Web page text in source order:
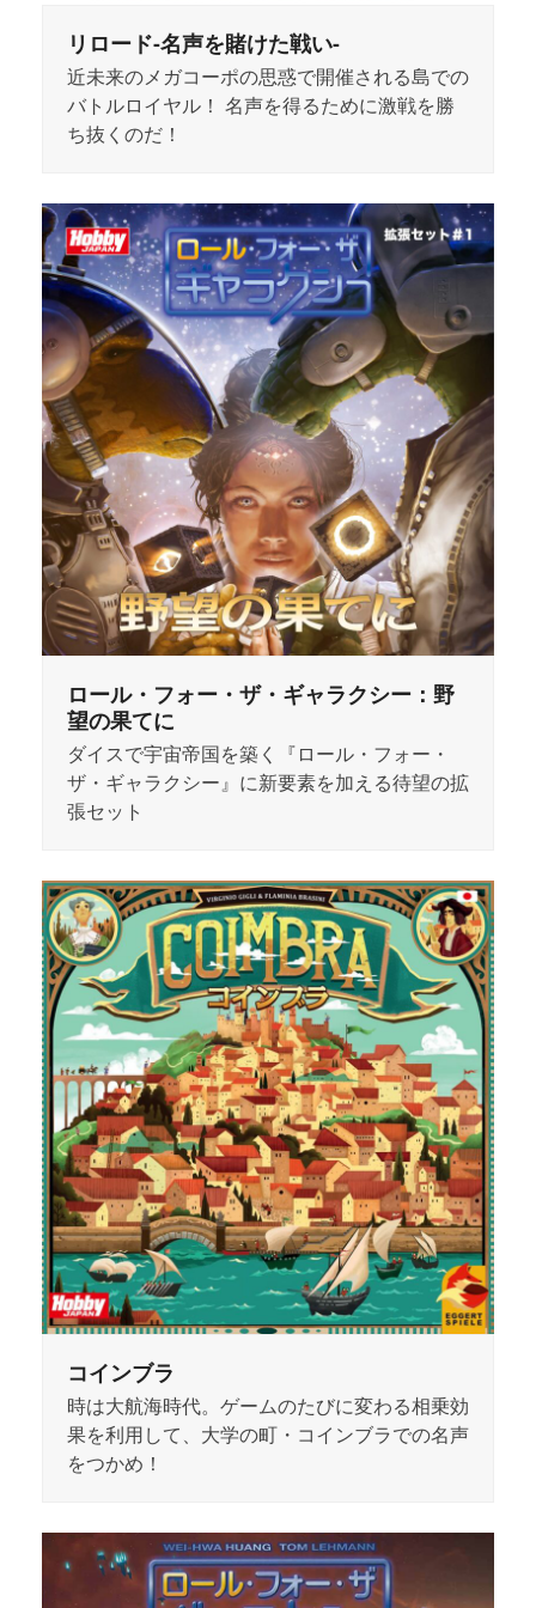
リロード-名声を賭けた戦い-
近未来のメガコーポの思惑で開催される島での
バトルロイヤル！ 名声を得るために激戦を勝
ち抜くのだ！
ロール・フォー・ザ・ギャラクシー：野
望の果てに
ダイスで宇宙帝国を築く『ロール・フォー・
ザ・ギャラクシー』に新要素を加える待望の拡
張セット
コインブラ
時は大航海時代。ゲームのたびに変わる相乗効
果を利用して、大学の町・コインブラでの名声
をつかめ！